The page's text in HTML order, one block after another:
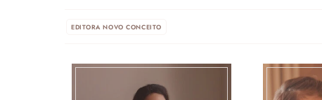
EDITORA NOVO CONCEITO